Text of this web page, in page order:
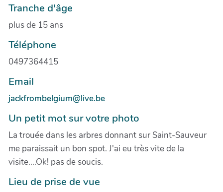
Tranche d'âge
plus de 15 ans
Téléphone
0497364415
Email
jackfrombelgium@live.be
Un petit mot sur votre photo
La trouée dans les arbres donnant sur Saint-Sauveur
me paraissait un bon spot. J'ai eu très vite de la
visite....Ok! pas de soucis.
Lieu de prise de vue